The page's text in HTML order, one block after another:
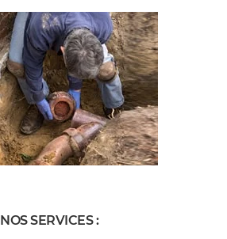
NOS SERVICES :